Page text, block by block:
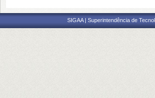
SIGAA | Superintendência de